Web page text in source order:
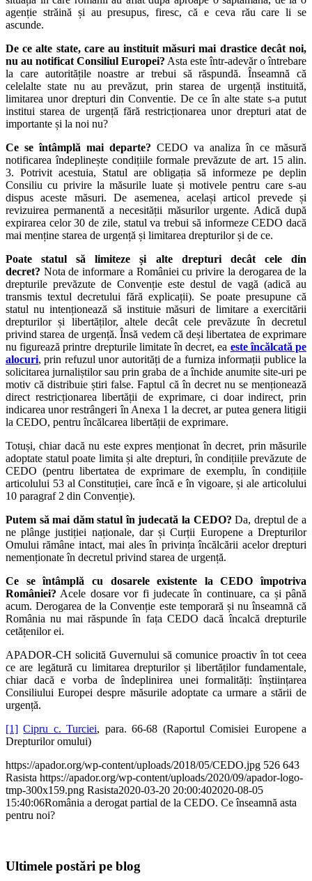
agenție străină și au presupus, firesc, că e ceva rău care li se
ascunde.
De ce alte state, care au instituit măsuri mai drastice decât noi,
nu au notificat Consiliul Europei? Asta este într-adevăr o întrebare
la care autoritățile noastre ar trebui să răspundă. Înseamnă că
celelalte state nu au prevăzut, prin starea de urgență instituită,
limitarea unor drepturi din Conventie. De ce în alte state s-a putut
institui starea de urgență fără restricționarea unor drepturi atat de
importante și la noi nu?
Ce se întâmplă mai departe? CEDO va analiza în ce măsură
notificarea îndeplinește condițiile formale prevăzute de art. 15 alin.
3. Potrivit acestuia, Statul are obligația să informeze pe deplin
Consiliu cu privire la măsurile luate și motivele pentru care s-au
dispus aceste măsuri. De asemenea, același articol prevede și
revizuirea permanentă a necesității măsurilor urgente. Adică după
expirarea celor 30 de zile, statul va trebui să informeze CEDO dacă
mai menține starea de urgență și limitarea drepturilor și de ce.
Poate statul să limiteze și alte drepturi decât cele din
decret? Nota de informare a României cu privire la derogarea de la
drepturile prevăzute de Convenție este destul de vagă (adică au
transmis textul decretului fără explicații). Se poate presupune că
statul nu intenționează să instituie măsuri de limitare a exercitării
drepturilor și libertăților, altele decât cele prevăzute în decretul
privind starea de urgență. Însă vedem că deși libertatea de exprimare
nu figurează printre drepturile limitate în decret, ea este încălcată pe
alocuri, prin refuzul unor autorități de a furniza informații publice la
solicitarea jurnaliștilor sau prin graba de a închide anumite site-uri pe
motiv că distribuie știri false. Faptul că în decret nu se menționează
direct restricționarea libertății de exprimare, ci doar indirect, prin
indicarea unor restrângeri în Anexa 1 la decret, ar putea genera litigii
la CEDO, pentru încălcarea libertății de exprimare.
Totuși, chiar dacă nu este expres menționat în decret, prin măsurile
adoptate statul poate limita și alte drepturi, în condițiile prevăzute de
CEDO (pentru libertatea de exprimare de exemplu, în condițiile
articolului 53 al Constituției, care încă e în vigoare, și ale articolului
10 paragraf 2 din Convenție).
Putem să mai dăm statul în judecată la CEDO? Da, dreptul de a
ne plânge justiției naționale, dar și Curții Europene a Drepturilor
Omului rămâne intact, mai ales în privința încălcării acelor drepturi
nemenționate în decretul privind starea de urgență.
Ce se întâmplă cu dosarele existente la CEDO împotriva
României? Acele dosare vor fi judecate în continuare, ca și până
acum. Derogarea de la Convenție este temporară și nu înseamnă că
România nu mai răspunde în fața CEDO dacă încalcă drepturile
cetățenilor ei.
APADOR-CH solicită Guvernului să comunice proactiv în tot ceea
ce are legătură cu limitarea drepturilor și libertăților fundamentale,
chiar dacă e vorba de îndeplinirea unei formalități: înștiințarea
Consiliului Europei despre măsurile adoptate ca urmare a stării de
urgență.
[1] Cipru c. Turciei, para. 66-68 (Raportul Comisiei Europene a
Drepturilor omului)
https://apador.org/wp-content/uploads/2018/05/CEDO.jpg 526 643
Rasista https://apador.org/wp-content/uploads/2020/09/apador-logo-
tmp-300x159.png Rasista2020-03-20 20:00:402020-08-05
15:40:06România a derogat partial de la CEDO. Ce înseamnă asta
pentru noi?
Ultimele postări pe blog